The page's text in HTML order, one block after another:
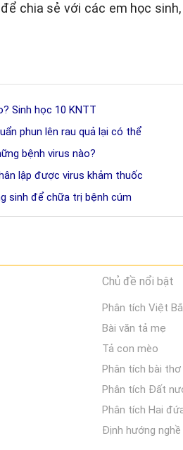
chia sẻ với các em học
Sinh học 10 KNTT
phun lên rau quả lại có thể
bệnh virus nào?
lập được virus khảm thuốc
sinh để chữa trị bệnh cúm
Chủ đề nổi bật
Phân tích Việt
Bài văn tả mẹ
Tả con mèo
Phân tích bài
Phân tích Đất
Phân tích Hai
Định hướng nghề